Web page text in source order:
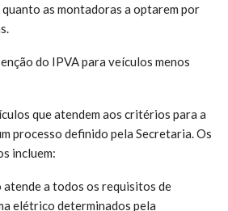
as montadoras a optarem por
do IPVA para veículos menos
que atendem aos critérios para a
processo definido pela Secretaria. Os
incluem:
atende a todos os requisitos de
elétrico determinados pela